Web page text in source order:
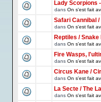
Lady Scorpions
dans On s'est fait
Safari Cannibal
dans On s'est fait
Reptiles /
dans On s'est fait
Fire Wasps,
dans On s'est fait
Circus Kane /
dans On s'est fait
La Secte / The
dans On s'est fait